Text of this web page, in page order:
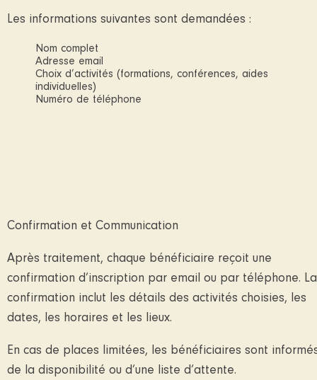
Les informations suivantes sont demandées :
Nom complet
Adresse email
Choix d’activités (formations, conférences, aides
individuelles)
Numéro de téléphone
Confirmation et Communication
Après traitement, chaque bénéficiaire reçoit une
confirmation d’inscription par email ou par téléphone. La
confirmation inclut les détails des activités choisies, les
dates, les horaires et les lieux.
En cas de places limitées, les bénéficiaires sont
de la disponibilité ou d’une liste d’attente.